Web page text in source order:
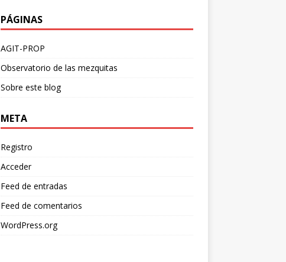
PÁGINAS
AGIT-PROP
Observatorio de las mezquitas
Sobre este blog
META
Registro
Acceder
Feed de entradas
Feed de comentarios
WordPress.org